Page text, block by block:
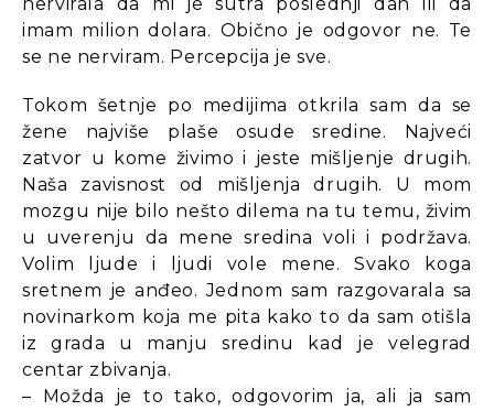
nervirala da mi je sutra poslednji dan ili da
imam milion dolara. Obično je odgovor ne. Te
se ne nerviram. Percepcija je sve.
Tokom šetnje po medijima otkrila sam da se
žene najviše plaše osude sredine. Najveći
zatvor u kome živimo i jeste mišljenje drugih.
Naša zavisnost od mišljenja drugih. U mom
mozgu nije bilo nešto dilema na tu temu, živim
u uverenju da mene sredina voli i podržava.
Volim ljude i ljudi vole mene. Svako koga
sretnem je anđeo. Jednom sam razgovarala sa
novinarkom koja me pita kako to da sam otišla
iz grada u manju sredinu kad je velegrad
centar zbivanja.
– Možda je to tako, odgovorim ja, ali ja sam